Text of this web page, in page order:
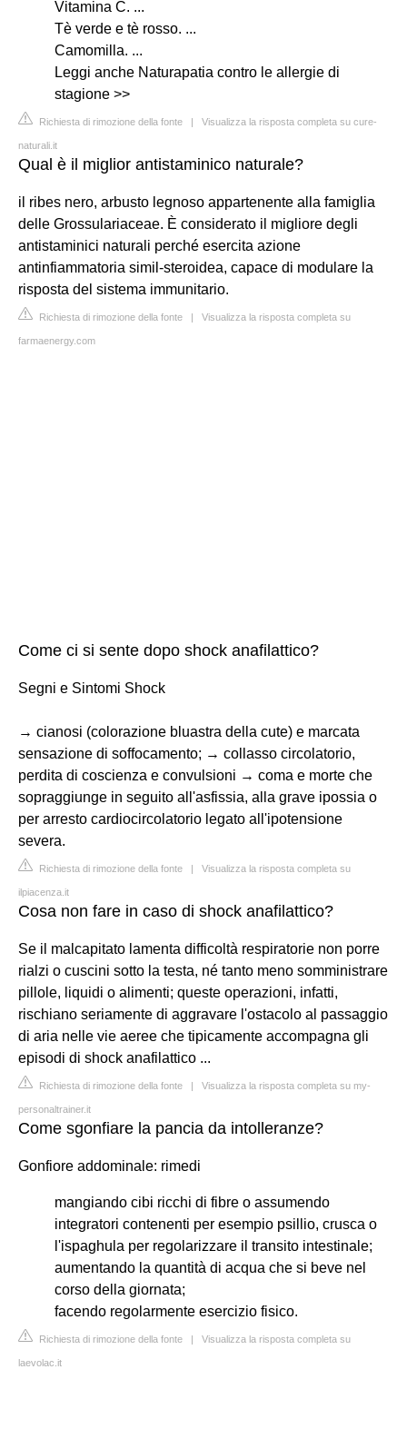
Vitamina C. ...
Tè verde e tè rosso. ...
Camomilla. ...
Leggi anche Naturapatia contro le allergie di
stagione >>
Richiesta di rimozione della fonte | Visualizza la risposta completa su cure-
naturali.it
Qual è il miglior antistaminico naturale?
il ribes nero, arbusto legnoso appartenente alla famiglia
delle Grossulariaceae. È considerato il migliore degli
antistaminici naturali perché esercita azione
antinfiammatoria simil-steroidea, capace di modulare la
risposta del sistema immunitario.
Richiesta di rimozione della fonte | Visualizza la risposta completa su
farmaenergy.com
Come ci si sente dopo shock anafilattico?
Segni e Sintomi Shock
→ cianosi (colorazione bluastra della cute) e marcata
sensazione di soffocamento; → collasso circolatorio,
perdita di coscienza e convulsioni → coma e morte che
sopraggiunge in seguito all'asfissia, alla grave ipossia o
per arresto cardiocircolatorio legato all'ipotensione
severa.
Richiesta di rimozione della fonte | Visualizza la risposta completa su
ilpiacenza.it
Cosa non fare in caso di shock anafilattico?
Se il malcapitato lamenta difficoltà respiratorie non porre
rialzi o cuscini sotto la testa, né tanto meno somministrare
pillole, liquidi o alimenti; queste operazioni, infatti,
rischiano seriamente di aggravare l'ostacolo al passaggio
di aria nelle vie aeree che tipicamente accompagna gli
episodi di shock anafilattico ...
Richiesta di rimozione della fonte | Visualizza la risposta completa su my-
personaltrainer.it
Come sgonfiare la pancia da intolleranze?
Gonfiore addominale: rimedi
mangiando cibi ricchi di fibre o assumendo
integratori contenenti per esempio psillio, crusca o
l'ispaghula per regolarizzare il transito intestinale;
aumentando la quantità di acqua che si beve nel
corso della giornata;
facendo regolarmente esercizio fisico.
Richiesta di rimozione della fonte | Visualizza la risposta completa su
laevolac.it